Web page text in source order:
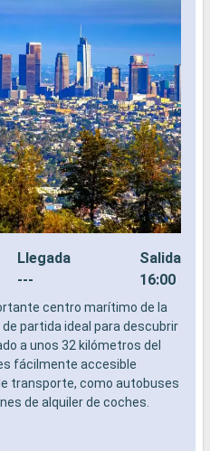
Llegada
---
Salida
16:00
centro marítimo de la
partida ideal para descubrir
a unos 32 kilómetros del
fácilmente accesible
transporte, como autobuses
de alquiler de coches.